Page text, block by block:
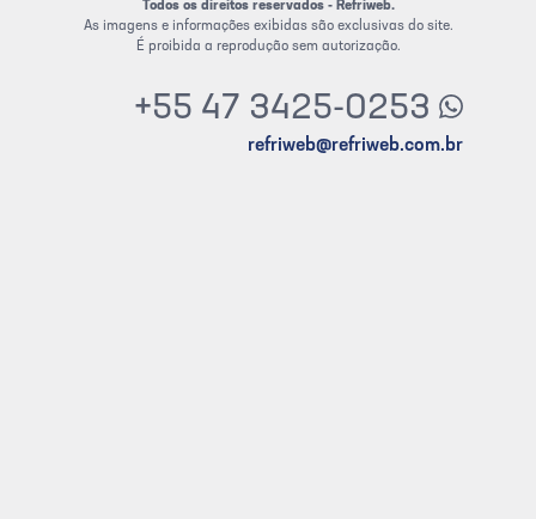
Todos os direitos reservados - Refriweb.
As imagens e informações exibidas são exclusivas do site.
É proibida a reprodução sem autorização.
+55 47 3425-0253
refriweb@refriweb.com.br